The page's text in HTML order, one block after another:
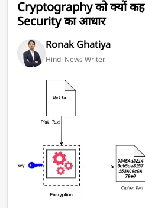
Cryptography को क्यों
Security का आधार
Ronak Ghatiya
Hindi News Writer
Blockchain Cryptography